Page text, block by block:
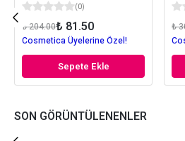
(0)
₺ 204.00₺ 81.50
Cosmetica Üyelerine Özel!
Sepete Ekle
₺
SON GÖRÜNTÜLENENLER